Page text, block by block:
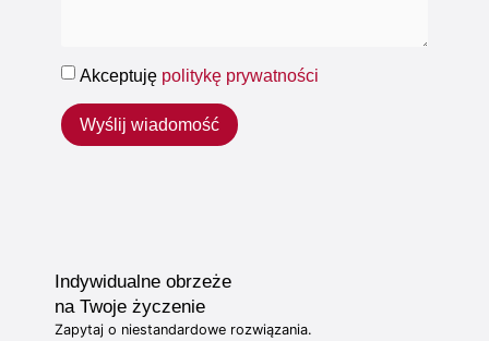
Akceptuję politykę prywatności
Wyślij wiadomość
Indywidualne obrzeże
na Twoje życzenie
Zapytaj o niestandardowe rozwiązania.